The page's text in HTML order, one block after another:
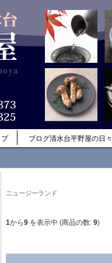
ブログ清水台平野屋の日々
ニュージーランド
1から9 を表示中 (商品の数: 9)